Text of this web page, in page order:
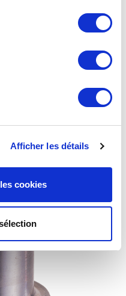
Afficher les détails
cookies
maxi 0,5 bar sortie